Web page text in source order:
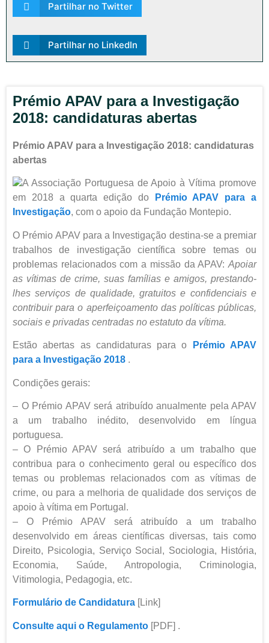
Partilhar no Twitter
Partilhar no LinkedIn
Prémio APAV para a Investigação
2018: candidaturas abertas
Prémio APAV para a Investigação 2018: candidaturas
abertas
A Associação Portuguesa de Apoio à Vítima promove
em 2018 a quarta edição do
Prémio APAV para a
Investigação, com o apoio da Fundação Montepio.
O Prémio APAV para a Investigação destina-se a premiar
trabalhos de investigação científica sobre temas ou
problemas relacionados com a missão da APAV: Apoiar
as vítimas de crime, suas famílias e amigos, prestando-
lhes serviços de qualidade, gratuitos e confidenciais e
contribuir para o aperfeiçoamento das políticas públicas,
sociais e privadas centradas no estatuto da vítima.
Estão abertas as candidaturas para o
Prémio APAV
para a Investigação 2018 .
Condições gerais:
– O Prémio APAV será atribuído anualmente pela APAV
a um trabalho inédito, desenvolvido em língua
portuguesa.
– O Prémio APAV será atribuído a um trabalho que
contribua para o conhecimento geral ou específico dos
temas ou problemas relacionados com as vítimas de
crime, ou para a melhoria de qualidade dos serviços de
apoio à vítima em Portugal.
– O Prémio APAV será atribuído a um trabalho
desenvolvido em áreas científicas diversas, tais como
Direito, Psicologia, Serviço Social, Sociologia, História,
Economia, Saúde, Antropologia, Criminologia,
Vitimologia, Pedagogia, etc.
Formulário de Candidatura [Link]
Consulte aqui o Regulamento [PDF] .